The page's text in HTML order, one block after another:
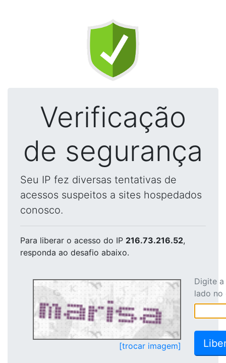
Verificação
de segurança
Seu IP fez diversas tentativas de
acessos suspeitos a sites hospedados
conosco.
Para liberar o acesso do IP 216.73.216.52,
responda ao desafio abaixo.
[trocar imagem]
Digite
lado no